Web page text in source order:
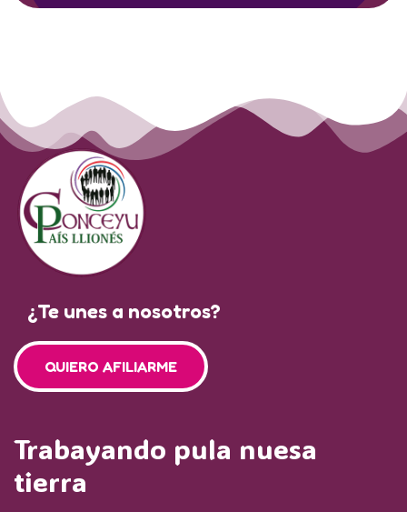
¿Te unes a nosotros?
QUIERO AFILIARME
Trabayando pula nuesa
tierra